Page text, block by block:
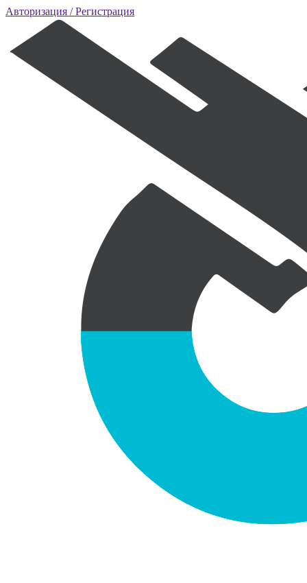
Авторизация / Регистрация